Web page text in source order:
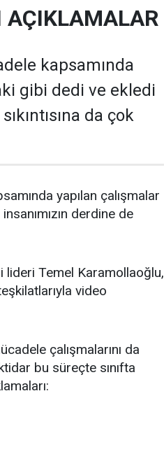
AÇIKLAMALAR
kapsamında
gibi dedi ve ekledi
da çok
yapılan çalışmalar
derdine de
lideri Temel Karamollaoğlu,
video
çalışmalarını da
bu süreçte sınıfta